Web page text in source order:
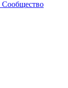
Сообщество